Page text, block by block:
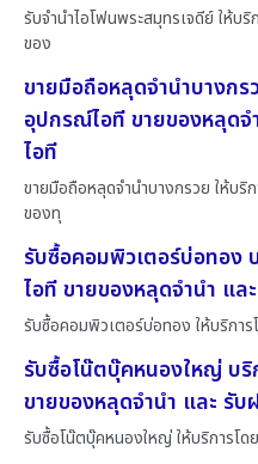
รับจำนำไอโฟนพระสมุทรเจดีย์ ให้บ
ของ
ขายมือถือหลุดจำนำบางกร
อุปกรณ์ไอที ขายของหลุด
ไอที
ขายมือถือหลุดจำนำบางกรวย ให้บริ
ของทุ
รับซื้อคอมพิวเตอร์บ่อทอง
ไอที ขายของหลุดจำนำ แ
รับซื้อคอมพิวเตอร์บ่อทอง ให้บริกา
รับซื้อโน๊ตบุ๊คหนองใหญ่ บ
ขายของหลุดจำนำ และ รั
รับซื้อโน๊ตบุ๊คหนองใหญ่ ให้บริการโ